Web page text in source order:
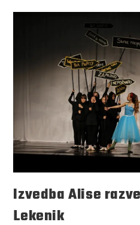
Izvedba Alise
Lekenik